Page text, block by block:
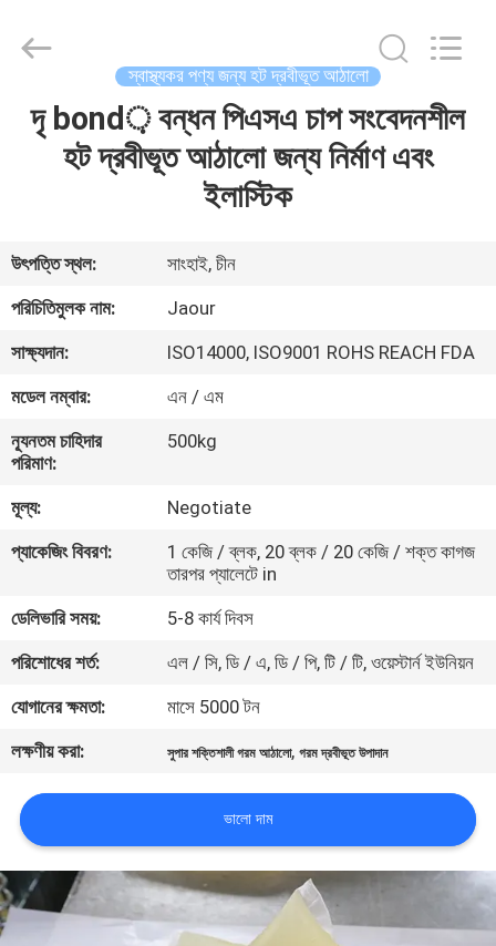
বাড়ি
আমাদের
সম্পর্কে
কারখানা
ভ্রমণ
নিয়ন্ত্রণ
সাথে
যোগাযোগ
করুন
মামলা
একটি
Adhesive
Products
Reserved.
স্বাস্থ্যকর পণ্য জন্য হট দ্রবীভূত আঠালো
দৃ bond় বন্ধন পিএসএ চাপ সংবেদনশীল
হট দ্রবীভূত আঠালো জন্য নির্মাণ এবং
ইলাস্টিক
উৎপত্তি স্থল:
সাংহাই, চীন
পরিচিতিমুলক নাম:
Jaour
সাক্ষ্যদান:
ISO14000, ISO9001 ROHS REACH FDA
মডেল নম্বার:
এন / এম
ন্যূনতম চাহিদার
পরিমাণ:
500kg
মূল্য:
Negotiate
প্যাকেজিং বিবরণ:
1 কেজি / ব্লক, 20 ব্লক / 20 কেজি / শক্ত কাগজ
তারপর প্যালেটে in
ডেলিভারি সময়:
5-8 কার্য দিবস
পরিশোধের শর্ত:
এল / সি, ডি / এ, ডি / পি, টি / টি, ওয়েস্টার্ন ইউনিয়ন
যোগানের ক্ষমতা:
মাসে 5000 টন
লক্ষণীয় করা:
সুপার শক্তিশালী গরম আঠালো,গরম দ্রবীভূত উপাদান
ভালো দাম